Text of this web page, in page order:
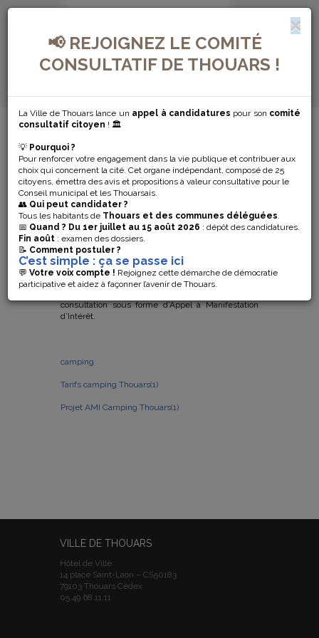
📢 REJOIGNEZ LE COMITÉ
CONSULTATIF DE THOUARS !
La Ville de Thouars lance un appel à candidatures pour son comité
consultatif citoyen ! 🏛️
💡 Pourquoi ?
Pour renforcer votre engagement dans la vie publique et contribuer aux
choix qui concernent la cité. Cet organe indépendant, composé de 25
citoyens, émettra des avis et propositions à valeur consultative pour le
Conseil municipal et les Thouarsais.
👥 Qui peut candidater ?
Tous les habitants de Thouars et des communes déléguées.
📅 Quand ? Du 1er juillet au 15 août 2026 : dépôt des candidatures.
Fin août : examen des dossiers.
📝 Comment postuler ?
C’est simple : ça se passe ici
💬 Votre voix compte ! Rejoignez cette démarche de démocratie
participative et aidez à façonner l’avenir de Thouars.
MENU DE NAVIGATION...
CAMPING
MUNICIPAL
Dans le cadre de son développement touristique,
la Ville de Thouars souhaite valoriser le site du
camping municipal du Clos Imbert et en confier la
gestion et l’exploitation à partir de la saison 2024 à
un exploitant qui saura présenter un projet de
qualité avec une démarche ambitieuse de
consultation sous forme d’Appel à Manifestation
d’Intérêt.
camping
Tarifs camping Thouars(1)
Projet AMI Camping Thouars(1)
VILLE DE THOUARS
Hôtel de Ville
14 place Saint-Laon – CS50183
79103 Thouars Cedex
05.49.68.11.11